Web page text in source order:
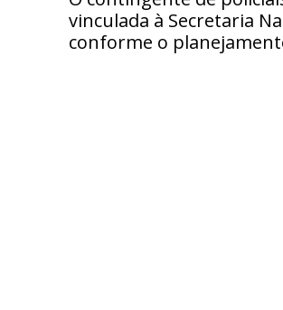
vinculada à Secretaria
conforme o